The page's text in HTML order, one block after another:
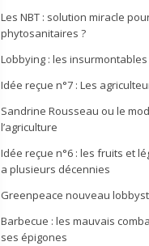
Les NBT : solution miracle
phytosanitaires ?
Lobbying : les
Idée reçue n°7 : Les
Sandrine Rousseau ou le
l’agriculture
Idée reçue n°6 : les fruits et
a plusieurs décennies
Greenpeace nouveau
Barbecue : les mauvais
ses épigones